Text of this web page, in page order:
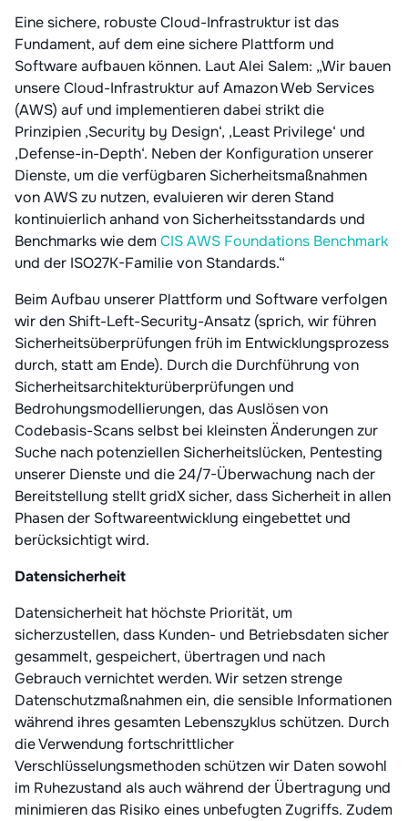
Eine sichere, robuste Cloud-Infrastruktur ist das
Fundament, auf dem eine sichere Plattform und
Software aufbauen können. Laut Alei Salem: „Wir bauen
unsere Cloud-Infrastruktur auf Amazon Web Services
(AWS) auf und implementieren dabei strikt die
Prinzipien ‚Security by Design‘, ‚Least Privilege‘ und
‚Defense-in-Depth‘. Neben der Konfiguration unserer
Dienste, um die verfügbaren Sicherheitsmaßnahmen
von AWS zu nutzen, evaluieren wir deren Stand
kontinuierlich anhand von Sicherheitsstandards und
Benchmarks wie demCIS AWS Foundations Benchmark
und der ISO27K-Familie von Standards.“
Beim Aufbau unserer Plattform und Software verfolgen
wir den Shift-Left-Security-Ansatz (sprich, wir führen
Sicherheitsüberprüfungen früh im Entwicklungsprozess
durch, statt am Ende). Durch die Durchführung von
Sicherheitsarchitekturüberprüfungen und
Bedrohungsmodellierungen, das Auslösen von
Codebasis-Scans selbst bei kleinsten Änderungen zur
Suche nach potenziellen Sicherheitslücken, Pentesting
unserer Dienste und die 24/7-Überwachung nach der
Bereitstellung stellt gridX sicher, dass Sicherheit in allen
Phasen der Softwareentwicklung eingebettet und
berücksichtigt wird.
Datensicherheit
Datensicherheit hat höchste Priorität, um
sicherzustellen, dass Kunden- und Betriebsdaten sicher
gesammelt, gespeichert, übertragen und nach
Gebrauch vernichtet werden. Wir setzen strenge
Datenschutzmaßnahmen ein, die sensible Informationen
während ihres gesamten Lebenszyklus schützen. Durch
die Verwendung fortschrittlicher
Verschlüsselungsmethoden schützen wir Daten sowohl
im Ruhezustand als auch während der Übertragung und
minimieren das Risiko eines unbefugten Zugriffs. Zudem